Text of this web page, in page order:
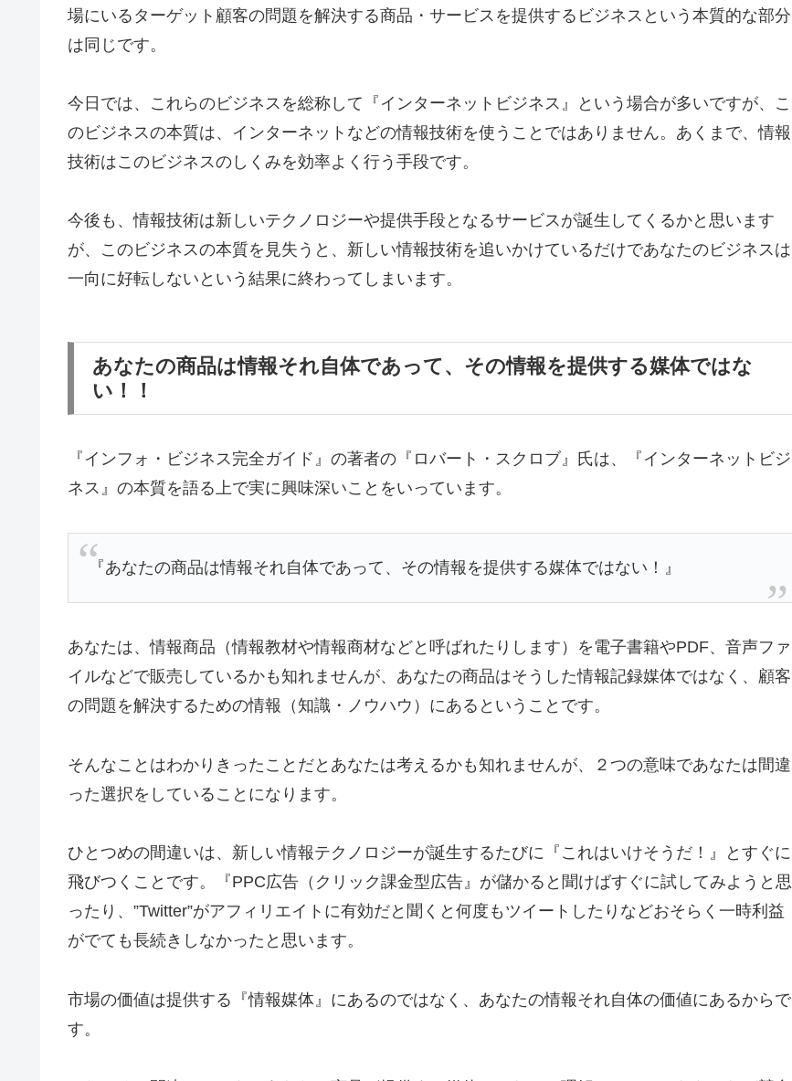
場にいるターゲット顧客の問題を解決する商品・サービスを提供するビジネスという本質的な部分
は同じです。
今日では、これらのビジネスを総称して『インターネットビジネス』という場合が多いですが、こ
のビジネスの本質は、インターネットなどの情報技術を使うことではありません。あくまで、情報
技術はこのビジネスのしくみを効率よく行う手段です。
今後も、情報技術は新しいテクノロジーや提供手段となるサービスが誕生してくるかと思います
が、このビジネスの本質を見失うと、新しい情報技術を追いかけているだけであなたのビジネスは
一向に好転しないという結果に終わってしまいます。
あなたの商品は情報それ自体であって、その情報を提供する媒体ではな
い！！
『インフォ・ビジネス完全ガイド』の著者の『ロバート・スクロブ』氏は、『インターネットビジ
ネス』の本質を語る上で実に興味深いことをいっています。
『あなたの商品は情報それ自体であって、その情報を提供する媒体ではない！』
あなたは、情報商品（情報教材や情報商材などと呼ばれたりします）を電子書籍やPDF、音声ファ
イルなどで販売しているかも知れませんが、あなたの商品はそうした情報記録媒体ではなく、顧客
の問題を解決するための情報（知識・ノウハウ）にあるということです。
そんなことはわかりきったことだとあなたは考えるかも知れませんが、２つの意味であなたは間違
った選択をしていることになります。
ひとつめの間違いは、新しい情報テクノロジーが誕生するたびに『これはいけそうだ！』とすぐに
飛びつくことです。『PPC広告（クリック課金型広告』が儲かると聞けばすぐに試してみようと思
ったり、”Twitter”がアフィリエイトに有効だと聞くと何度もツイートしたりなどおそらく一時利益
がでても長続きしなかったと思います。
市場の価値は提供する『情報媒体』にあるのではなく、あなたの情報それ自体の価値にあるからで
す。